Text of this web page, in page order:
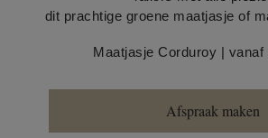
dit prachtige groene maatjasje of
Maatjasje Corduroy | vanaf
Afspraak maken